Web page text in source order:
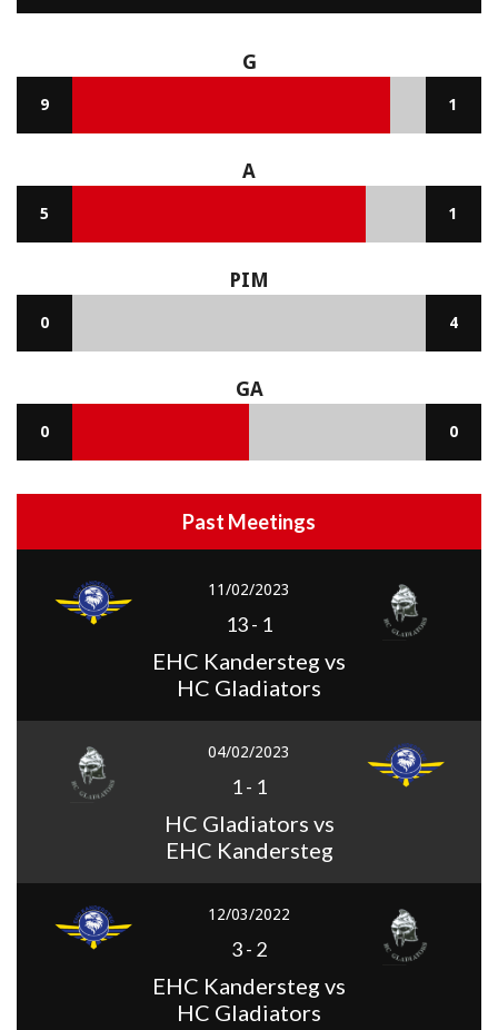
G
9 1
A
5 1
PIM
0 4
GA
0 0
Past Meetings
11/02/2023
13- 1
EHC Kandersteg vs
HC Gladiators
04/02/2023
1- 1
HC Gladiators vs
EHC Kandersteg
12/03/2022
3- 2
EHC Kandersteg vs
HC Gladiators